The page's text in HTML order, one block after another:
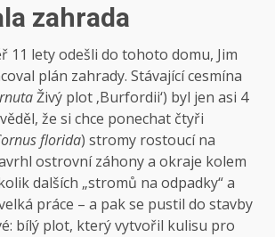
zahrada
11 lety odešli do tohoto domu, Jim
plán zahrady. Stávající cesmína
Živý plot ‚Burfordii‘) byl jen asi 4
že si chce ponechat čtyři
florida) stromy rostoucí na
ostrovní záhony a okraje kolem
dalších „stromů na odpadky“ a
práce – a pak se pustil do stavby
bílý plot, který vytvořil kulisu pro